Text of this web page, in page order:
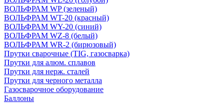
ВОЛЬФРАМ WP (зеленый)
ВОЛЬФРАМ WT-20 (красный)
ВОЛЬФРАМ WY-20 (синий)
ВОЛЬФРАМ WZ-8 (белый)
ВОЛЬФРАМ WR-2 (бирюзовый)
Прутки сварочные (TIG, газосварка)
Прутки для алюм. сплавов
Прутки для нерж. сталей
Прутки для черного металла
Газосварочное оборудование
Баллоны